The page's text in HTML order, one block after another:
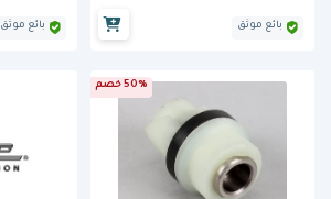
بائع موثق بائع موثق
50% خصم